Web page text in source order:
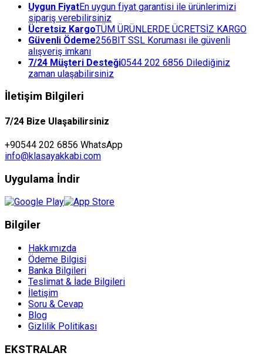
Uygun FiyatEn uygun fiyat garantisi ile ürünlerimizi
sipariş verebilirsiniz
Ücretsiz KargoTÜM ÜRÜNLERDE ÜCRETSİZ KARGO
Güvenli Ödeme256BIT SSL Koruması ile güvenli
alışveriş imkanı
7/24 Müşteri Desteği0544 202 6856 Dilediğiniz
zaman ulaşabilirsiniz
İletişim Bilgileri
7/24 Bize Ulaşabilirsiniz
+90544 202 6856 WhatsApp
info@klasayakkabi.com
Uygulama İndir
Bilgiler
Hakkımızda
Ödeme Bilgisi
Banka Bilgileri
Teslimat & İade Bilgileri
İletişim
Soru & Cevap
Blog
Gizlilik Politikası
EKSTRALAR